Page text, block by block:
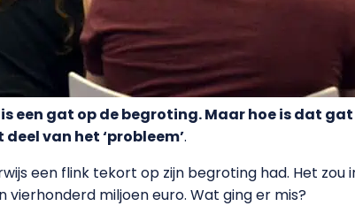
een gat op de begroting. Maar hoe is dat
van het ‘probleem’.
een flink tekort op zijn begroting had. Het zou
miljoen euro. Wat ging er mis?